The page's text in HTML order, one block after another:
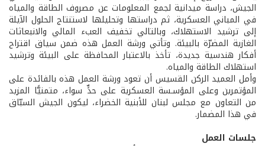
الجيش، دراسة ميدانية لجمع المعلومات عن مصروف الطاقة والمياه
في المباني العسكرية، ثم دراستها وتحليلها لاستنتاج الحلول الآيلة
إلى ترشيد الاستهلاك، وبالتالي تخفيف العبء المالي والانبعاثات
الغازية المضرّة بالبيئة. وتأتي ورشة العمل هذه ضمن سياق اقتراح
أفكار هندسية جديدة، تأخذ بالاعتبار المحافظة على البيئة وترشيد
استهلاك الطاقة والمياه.
وأمل العميد الركن القسيس أن تعود ورشة العمل هذه بالفائدة على
المؤتمرين وعلى المؤسـسة العسكرية على حدٍّ سواء، متمنيًّا المزيد
من التعاون مع مجلس لبنان للأبنية الخضراء، ليكون الجيش السبّاق
في هذا المضمار.
جلسات العمل